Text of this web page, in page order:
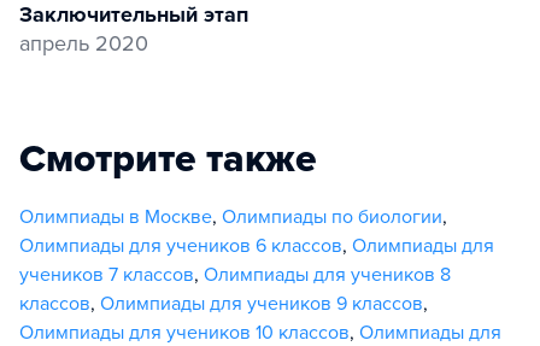
Заключительный этап
апрель 2020
Смотрите также
Олимпиады в Москве, Олимпиады по биологии,
Олимпиады для учеников 6 классов, Олимпиады для
учеников 7 классов, Олимпиады для учеников 8
классов, Олимпиады для учеников 9 классов,
Олимпиады для учеников 10 классов, Олимпиады для